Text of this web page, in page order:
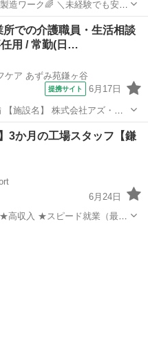
未経験でも安心
タ
ッフを募集します！ 難しい作業は一切ナシ！稼げるお仕事です💪 ・...
での介護職員・生活相談
任用 / 常勤(日…
ケア あずみ苑鎌ヶ谷
提携サイト 6月17日
ケ谷大仏駅 【雇用形
3か月の工場スタッフ【鎌
6月24日
収入 ★スピード就業（最短